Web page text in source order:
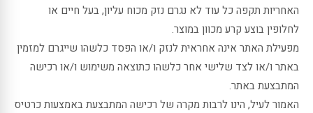
האחריות תקפה כל עוד לא נגרם נזק מכוח עליון, בעל חיים או
לחלופין בוצע קרע מכוון במוצר.
מפעילת האתר אינה אחראית לנזק ו/או הפסד כלשהו שייגרם למזמין
באתר ו/או לצד שלישי אחר כלשהו כתוצאה משימוש ו/או רכישה
המתבצעת באתר.
האמור לעיל, הינו לרבות מקרה של רכישה המתבצעת באמצעות כרטיס